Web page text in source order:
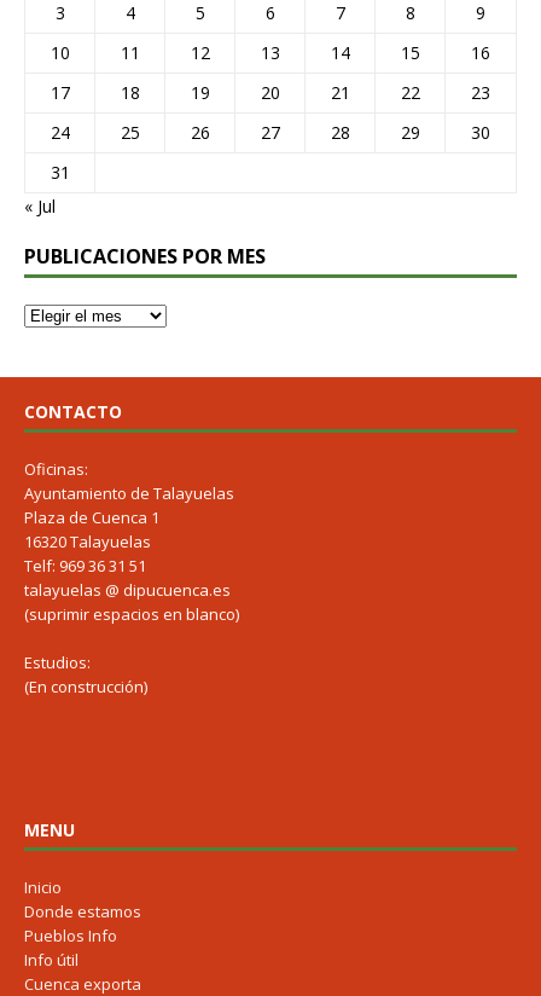
3
4 5 6 7 8
9
10
11 12 13 14 15
16
17
18 19 20 21 22
23
24
25 26 27 28 29
30
31
« Jul
PUBLICACIONES POR MES
CONTACTO
Oficinas:
Ayuntamiento de Talayuelas
Plaza de Cuenca 1
16320 Talayuelas
Telf: 969 36 31 51
talayuelas @ dipucuenca.es
(suprimir espacios en blanco)
Estudios:
(En construcción)
MENU
Inicio
Donde estamos
Pueblos Info
Info útil
Cuenca exporta